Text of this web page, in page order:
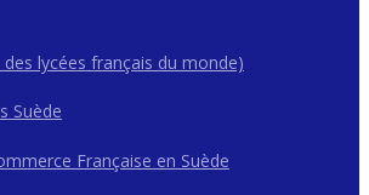
des lycées français du monde)
Suède
Française en Suède